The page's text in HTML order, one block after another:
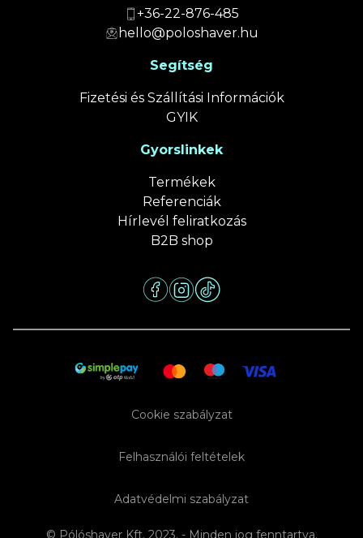
+36-22-876-485
hello@poloshaver.hu
Segítség
Fizetési és Szállítási Információk
GYIK
Gyorslinkek
Termékek
Referenciák
Hírlevél feliratkozás
B2B shop
© Pólóshaver Kft. 2023. - Minden jog fenntartva.
Adatvédelmi szabályzat
Felhasználói feltételek
Cookie szabályzat